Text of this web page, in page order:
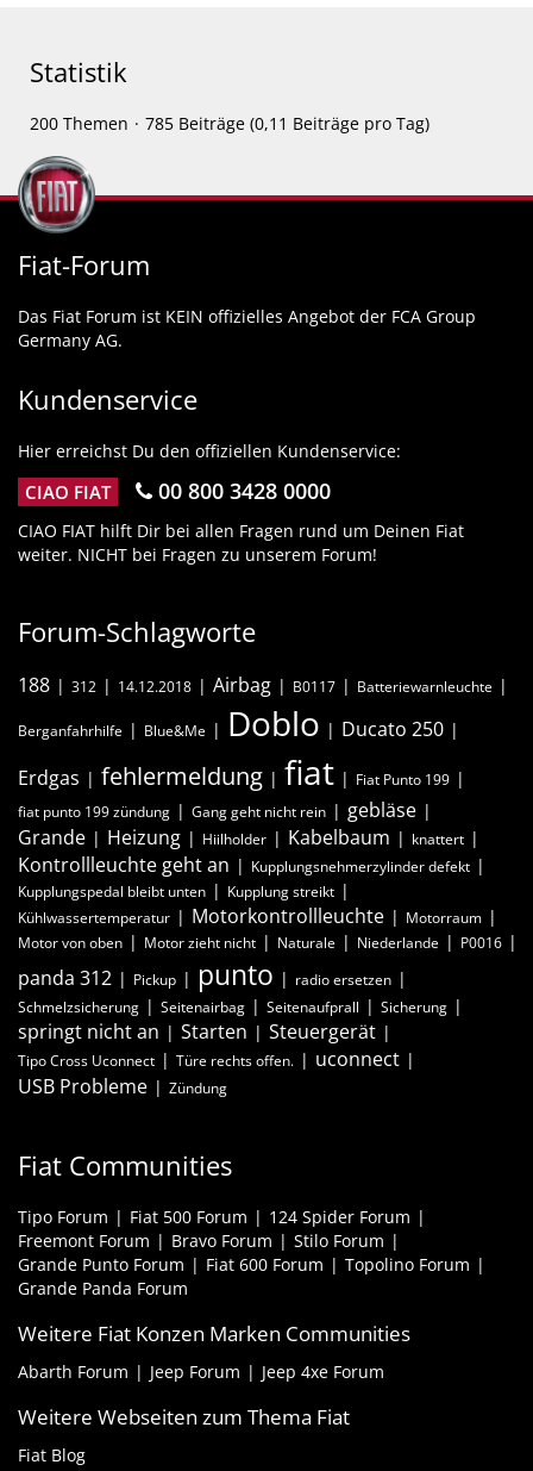
Statistik
200 Themen 785 Beiträge (0,11 Beiträge pro Tag)
Fiat-Forum
Das Fiat Forum ist KEIN offizielles Angebot der FCA Group
Germany AG.
Kundenservice
Hier erreichst Du den offiziellen Kundenservice:
CIAO FIAT 00 800 3428 0000
CIAO FIAT hilft Dir bei allen Fragen rund um Deinen Fiat
weiter. NICHT bei Fragen zu unserem Forum!
Forum-Schlagworte
188 312 14.12.2018 Airbag B0117 Batteriewarnleuchte
Berganfahrhilfe Blue&Me Doblo
Ducato 250
Erdgas
fehlermeldung fiat
Fiat Punto 199
fiat punto 199 zündung
Gang geht nicht rein
gebläse
Grande
Heizung Hiilholder Kabelbaum knattert
Kontrollleuchte geht an
Kupplungsnehmerzylinder defekt
Kupplungspedal bleibt unten
Kupplung streikt
Kühlwassertemperatur
Motorkontrollleuchte
Motorraum
Motor von oben
Motor zieht nicht Naturale Niederlande P0016
panda 312 Pickup punto
radio ersetzen
Schmelzsicherung
Seitenairbag Seitenaufprall Sicherung
springt nicht an Starten Steuergerät
Tipo Cross Uconnect Türe rechts offen.
uconnect
USB Probleme
Zündung
Fiat Communities
Tipo Forum Fiat 500 Forum
124 Spider Forum
Freemont Forum
Bravo Forum
Stilo Forum
Grande Punto Forum
Fiat 600 Forum
Topolino Forum
Grande Panda Forum
Weitere Fiat Konzen Marken Communities
Abarth Forum Jeep Forum Jeep 4xe Forum
Weitere Webseiten zum Thema Fiat
Fiat Blog